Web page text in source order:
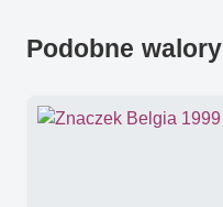
Podobne walory